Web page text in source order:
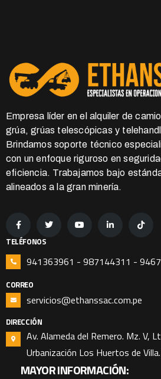
Empresa líder en el alquiler de
grúa, grúas telescópicas y
Brindamos soporte técnico
con un enfoque riguroso en
eficiencia. Trabajamos bajo
alineados a la gran minería.
TELÉFONOS
941363961 - 987144311 -
CORREO
servicios@ethanssac.com.pe
DIRECCIÓN
Av. Alameda del Remero. Mz. V,
Urbanización Los Huertos de
MAYOR INFORMACIÓN: